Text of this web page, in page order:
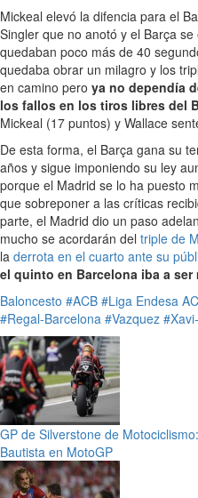
Mickeal elevó la difencia para el
Singler que no anotó y el Barça
quedaban poco más de 40
quedaba obrar un milagro y los
en camino pero ya no dependía
los fallos en los tiros libres del
Mickeal (17 puntos) y Wallace
De esta forma, el Barça gana su
años y sigue imponiendo su ley
porque el Madrid se lo ha puesto
que sobreponer a las críticas
parte, el Madrid dio un paso
mucho se acordarán del triple de
la derrota en el cuarto ante su
el quinto en Barcelona iba a
Baloncesto #ACB #Liga Endesa
#Regal-Barcelona #Vazquez
GP de Silverstone de
Bautista en MotoGP